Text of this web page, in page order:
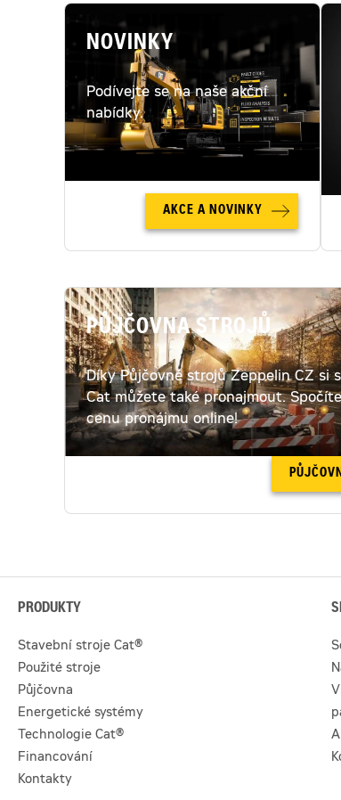
NOVINKY
Podívejte se na naše akční
nabídky.
AKCE A NOVINKY
PŮJČOVNA STROJŮ
Díky Půjčovně strojů Zeppelin CZ si
Cat můžete také pronajmout.
cenu pronájmu online!
PRODUKTY
Stavební stroje Cat®
Použité stroje
Půjčovna
Energetické systémy
Technologie Cat®
Financování
Kontakty